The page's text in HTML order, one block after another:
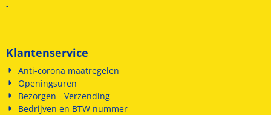
-
Klantenservice
Anti-corona maatregelen
Openingsuren
Bezorgen - Verzending
Bedrijven en BTW nummer